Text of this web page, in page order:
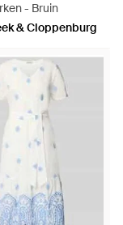
- Bruin
& Cloppenburg